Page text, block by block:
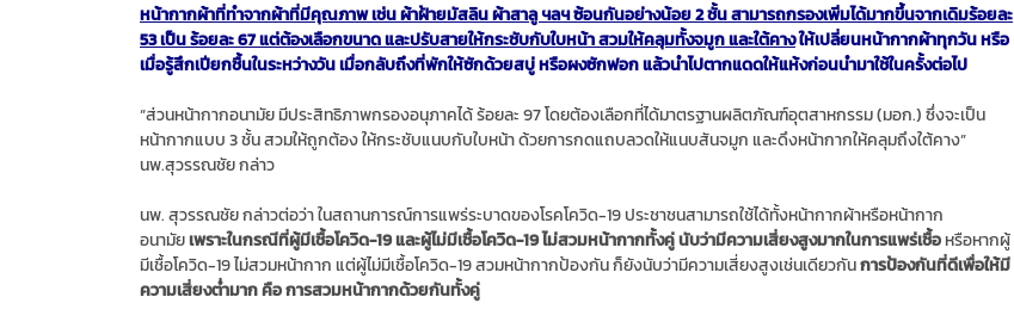
หน้ากากผ้าที่ทำจากผ้าที่มีคุณภาพ เช่น ผ้าฝ้ายมัสลิน ผ้าสาลู ฯลฯ ซ้อนกันอย่างน้อย 2 ชั้น สามารถกรองเพิ่มได้มากขึ้นจากเดิมร้อยละ
53 เป็น ร้อยละ 67 แต่ต้องเลือกขนาด และปรับสายให้กระชับกับใบหน้า สวมให้คลุมทั้งจมูก และใต้คางให้เปลี่ยนหน้ากากผ้าทุกวัน หรือ
เมื่อรู้สึกเปียกชื้นในระหว่างวัน เมื่อกลับถึงที่พักให้ซักด้วยสบู่ หรือผงซักฟอก แล้วนำไปตากแดดให้แห้งก่อนนำมาใช้ในครั้งต่อไป
“ส่วนหน้ากากอนามัย มีประสิทธิภาพกรองอนุภาคได้ ร้อยละ 97 โดยต้องเลือกที่ได้มาตรฐานผลิตภัณฑ์อุตสาหกรรม (มอก.) ซึ่งจะเป็น
หน้ากากแบบ 3 ชั้น สวมให้ถูกต้อง ให้กระชับแนบกับใบหน้า ด้วยการกดแถบลวดให้แนบสันจมูก และดึงหน้ากากให้คลุมถึงใต้คาง”
นพ.สุวรรณชัย กล่าว
นพ. สุวรรณชัย กล่าวต่อว่า ในสถานการณ์การแพร่ระบาดของโรคโควิด-19 ประชาชนสามารถใช้ได้ทั้งหน้ากากผ้าหรือหน้ากาก
อนามัยเพราะในกรณีที่ผู้มีเชื้อโควิด-19 และผู้ไม่มีเชื้อโควิด-19 ไม่สวมหน้ากากทั้งคู่ นับว่ามีความเสี่ยงสูงมากในการแพร่เชื้อ หรือหากผู้
มีเชื้อโควิด-19 ไม่สวมหน้ากาก แต่ผู้ไม่มีเชื้อโควิด-19 สวมหน้ากากป้องกัน ก็ยังนับว่ามีความเสี่ยงสูงเช่นเดียวกันการป้องกันที่ดีเพื่อให้มี
ความเสี่ยงต่ำมาก คือ การสวมหน้ากากด้วยกันทั้งคู่